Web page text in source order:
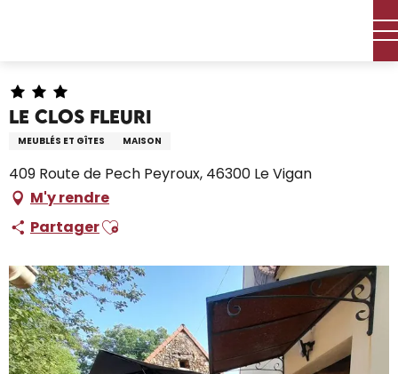
Le clos fleuri
MEUBLÉS ET GÎTES MAISON
409 Route de Pech Peyroux, 46300 Le Vigan
M'y rendre
PartagerAjouter aux favoris